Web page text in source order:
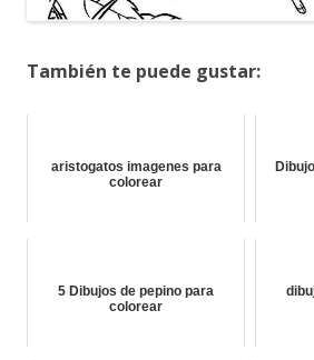
También te puede gustar:
aristogatos imagenes para
colorear
5 Dibujos de pepino para
colorear